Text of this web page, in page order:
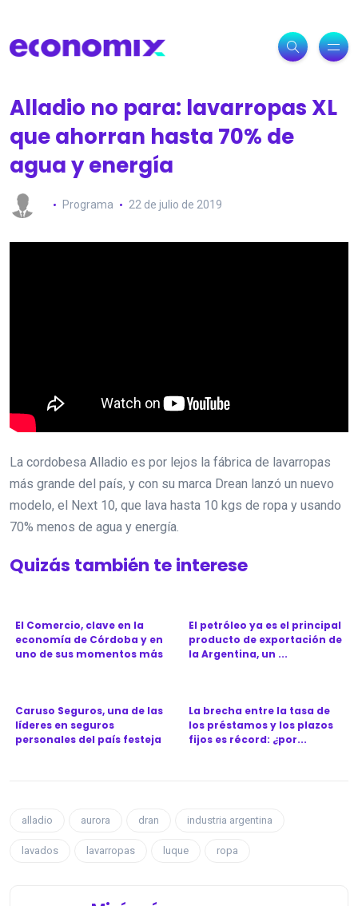
Alladio no para: lavarropas XL
que ahorran hasta 70% de
agua y energía
Programa 22 de julio de 2019
La cordobesa Alladio es por lejos la fábrica de lavarropas
más grande del país, y con su marca Drean lanzó un nuevo
modelo, el Next 10, que lava hasta 10 kgs de ropa y usando
70% menos de agua y energía.
Quizás también te interese
El Comercio, clave en la
economía de Córdoba y en
uno de sus momentos más
El petróleo ya es el principal
producto de exportación de
la Argentina, un ...
Caruso Seguros, una de las
líderes en seguros
personales del país festeja
La brecha entre la tasa de
los préstamos y los plazos
fijos es récord: ¿por...
alladio aurora dran industria argentina
lavados lavarropas luque ropa